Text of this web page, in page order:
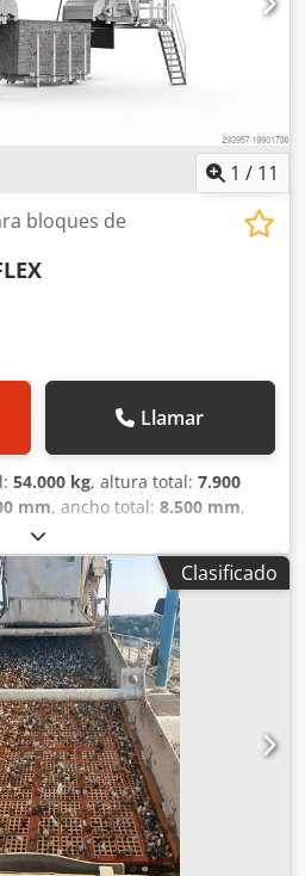
1 / 11
bloques de
Llamar
54.000 kg, altura total: 7.900
mm, ancho total: 8.500 mm,
3.700 mm
Paragon Flex es la máquina
cortar bloques de mármol o
reducido. Máquina
cortar losas de 12, 20 o 30
estructural, combinada con el
permite cortar bloques
obtener losas de distintos
Negociación confidencial
Clasificado